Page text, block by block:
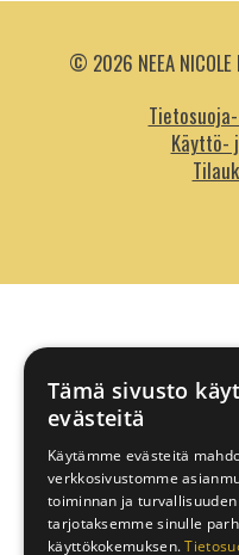
© 2026 NEEA
Käyttö-
Tämä sivusto
evästeitä
Käytämme evästeitä
verkkosivustomme
toiminnan ja turvallisuuden
tarjotaksemme sinulle
käyttökokemuksen.